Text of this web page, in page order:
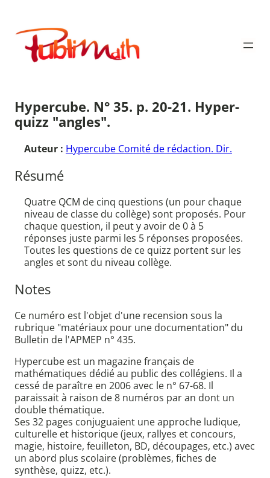
contenu
Publimath
Hypercube. N° 35. p. 20-21. Hyper-
quizz "angles".
Auteur : Hypercube Comité de rédaction. Dir.
Résumé
Quatre QCM de cinq questions (un pour chaque
niveau de classe du collège) sont proposés. Pour
chaque question, il peut y avoir de 0 à 5
réponses juste parmi les 5 réponses proposées.
Toutes les questions de ce quizz portent sur les
angles et sont du niveau collège.
Notes
Ce numéro est l'objet d'une recension sous la
rubrique "matériaux pour une documentation" du
Bulletin de l'APMEP n° 435.
Hypercube est un magazine français de
mathématiques dédié au public des collégiens. Il a
cessé de paraître en 2006 avec le n° 67-68. Il
paraissait à raison de 8 numéros par an dont un
double thématique.
Ses 32 pages conjuguaient une approche ludique,
culturelle et historique (jeux, rallyes et concours,
magie, histoire, feuilleton, BD, découpages, etc.) avec
un abord plus scolaire (problèmes, fiches de
synthèse, quizz, etc.).